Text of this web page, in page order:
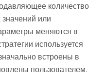
количество
значений или
меняются в
используется
встроены в
пользователем.